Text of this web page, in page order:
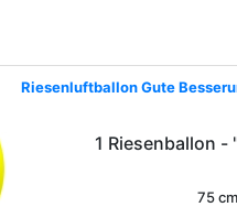
Riesenluftballon Gute
1 Riesenballon
75